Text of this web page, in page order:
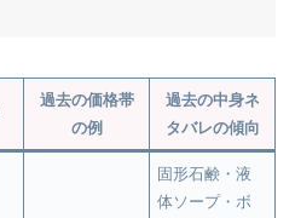
過去の価格帯
の例
過去の中身ネ
タバレの傾向
固形石鹸・液
体ソープ・ボ